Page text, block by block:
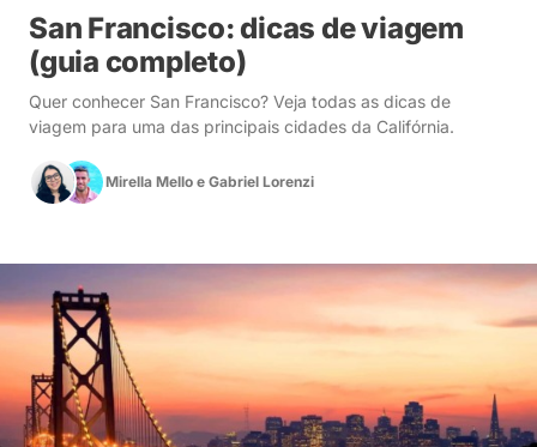
San Francisco: dicas de viagem
(guia completo)
Quer conhecer San Francisco? Veja todas as dicas de
viagem para uma das principais cidades da Califórnia.
Mirella Mello e Gabriel Lorenzi